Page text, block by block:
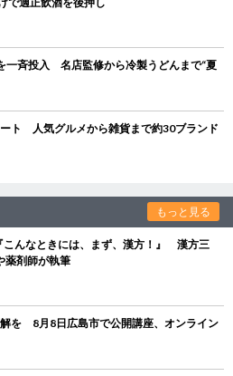
一斉投入 名店監修から冷製うどんまで“夏
ト 人気グルメから雑貨まで約30ブランド
もっと見る
こんなときには、まず、漢方！』 漢方三
薬剤師が執筆
を 8月8日広島市で公開講座、オンライン